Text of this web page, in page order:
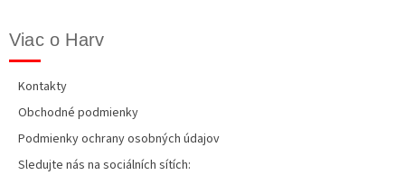
Viac o Harv
Kontakty
Obchodné podmienky
Podmienky ochrany osobných údajov
Sledujte nás na sociálních sítích: